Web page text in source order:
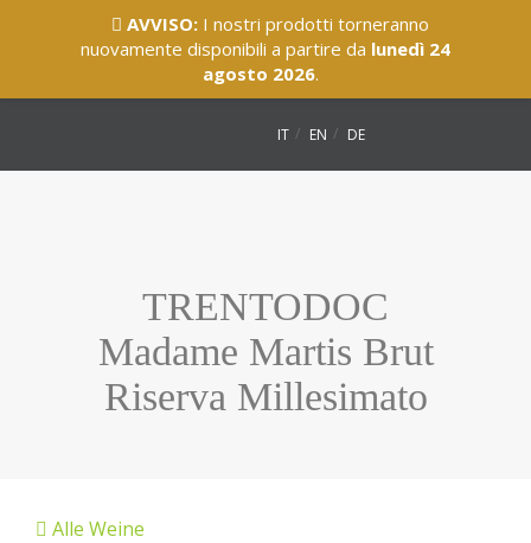
IT EN DE
TRENTODOC
Madame Martis Brut
Riserva Millesimato
Alle Weine
AVVISO:I nostri prodotti torneranno
nuovamente disponibili a partire da lunedì 24
agosto 2026.